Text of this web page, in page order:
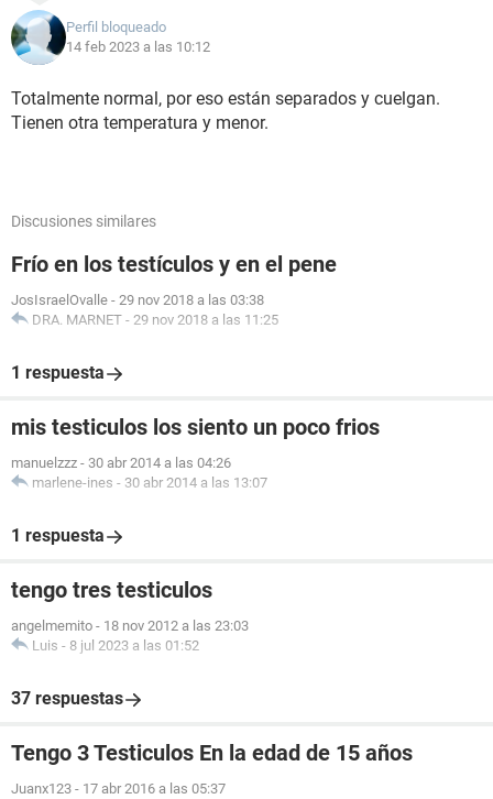
Perfil bloqueado
14 feb 2023 a las 10:12
Totalmente normal, por eso están separados y cuelgan.
Tienen otra temperatura y menor.
Discusiones similares
Frío en los testículos y en el pene
JosIsraelOvalle - 29 nov 2018 a las 03:38
DRA. MARNET - 29 nov 2018 a las 11:25
1 respuesta
mis testiculos los siento un poco frios
manuelzzz - 30 abr 2014 a las 04:26
marlene-ines - 30 abr 2014 a las 13:07
1 respuesta
tengo tres testiculos
angelmemito - 18 nov 2012 a las 23:03
Luis - 8 jul 2023 a las 01:52
37 respuestas
Tengo 3 Testiculos En la edad de 15 años
Juanx123 - 17 abr 2016 a las 05:37